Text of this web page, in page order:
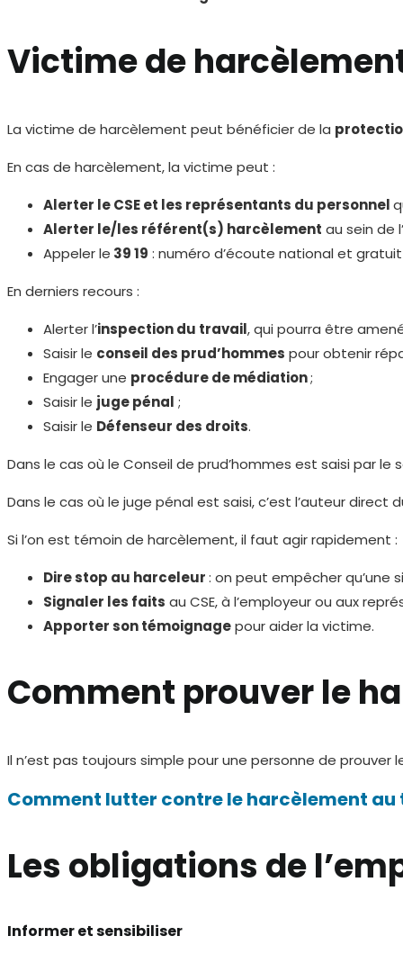
Victime de
La victime de harcèlement peut bénéficier de la
En cas de harcèlement, la victime peut :
Alerter le CSE et les représentants du personnel
Alerter le/les référent(s) harcèlement au sein de
Appeler le 39 19 : numéro d’écoute national et
En derniers recours :
Alerter l’inspection du travail, qui pourra être
Saisir le conseil des prud’hommes pour obtenir
Engager une procédure de médiation;
Saisir le juge pénal ;
Saisir le Défenseur des droits.
Dans le cas où le Conseil de prud’hommes est saisi par
Dans le cas où le juge pénal est saisi, c’est l’auteur
Si l’on est témoin de harcèlement, il faut agir rapidement :
Dire stop au harceleur: on peut empêcher qu’une
Signaler les faits au CSE, à l’employeur ou aux
Apporter son témoignagepour aider la victime.
Comment prouver le
Il n’est pas toujours simple pour une personne de
Comment lutter contre le harcèlement au
Les obligations de
Informer et sensibiliser